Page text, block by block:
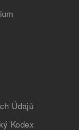
Údajů
Kodex